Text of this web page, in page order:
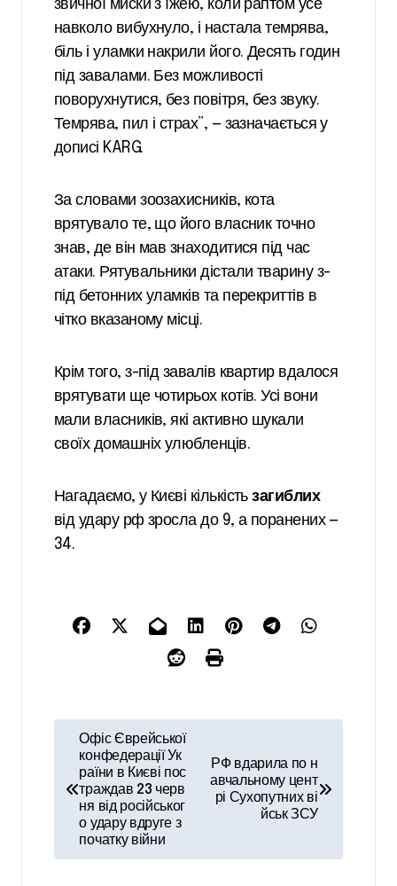
звичної миски з їжею, коли раптом усе
навколо вибухнуло, і настала темрява,
біль і уламки накрили його. Десять годин
під завалами. Без можливості
поворухнутися, без повітря, без звуку.
Темрява, пил і страх”, — зазначається у
дописі KARG.
За словами зоозахисників, кота
врятувало те, що його власник точно
знав, де він мав знаходитися під час
атаки. Рятувальники дістали тварину з-
під бетонних уламків та перекриттів в
чітко вказаному місці.
Крім того, з-під завалів квартир вдалося
врятувати ще чотирьох котів. Усі вони
мали власників, які активно шукали
своїх домашніх улюбленців.
Нагадаємо, у Києві кількістьзагиблих
від удару рф зросла до 9, а поранених —
34.
в
Офіс Єврейської
конфедерації Ук
раїни в Києві пос
траждав 23 черв
ня від російськог
о удару вдруге з
початку війни
РФ вдарила по н
авчальному цент
рі Сухопутних ві
йськ ЗСУ